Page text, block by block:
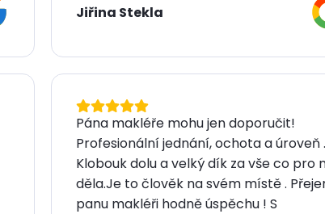
Jiřina Stekla
Pána makléře mohu jen doporučit!
Profesionální jednání, ochota a úroveň .
Klobouk dolu a velký dík za vše co pro
děla.Je to člověk na svém místě .
panu makléři hodně úspěchu ! S